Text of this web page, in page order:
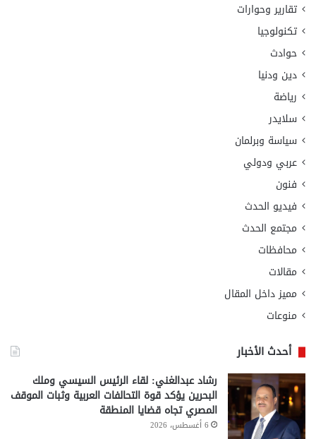
تقارير وحوارات
تكنولوجيا
حوادث
دين ودنيا
رياضة
سلايدر
سياسة وبرلمان
عربي ودولي
فنون
فيديو الحدث
مجتمع الحدث
محافظات
مقالات
مميز داخل المقال
منوعات
أحدث الأخبار
رشاد عبدالغني: لقاء الرئيس السيسي وملك
البحرين يؤكد قوة التحالفات العربية وثبات الموقف
المصري تجاه قضايا المنطقة
6 أغسطس، 2026